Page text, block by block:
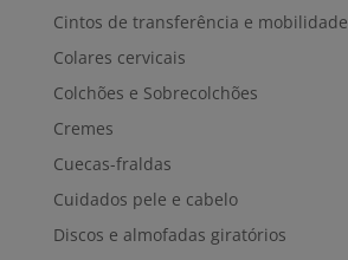
Cintos de transferência e mobilidade
Colares cervicais
Colchões e Sobrecolchões
Cremes
Cuecas-fraldas
Cuidados pele e cabelo
Discos e almofadas giratórios